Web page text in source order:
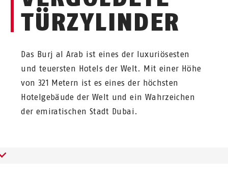
TÜRZYLINDER
Das Burj al Arab ist eines der luxuriösesten
und teuersten Hotels der Welt. Mit einer Höhe
von 321 Metern ist es eines der höchsten
Hotelgebäude der Welt und ein Wahrzeichen
der emiratischen Stadt Dubai.